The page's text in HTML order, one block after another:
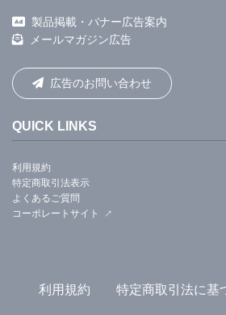
製品掲載・バナー広告案内
メールマガジン広告
広告のお問い合わせ
QUICK LINKS
利用規約
特定商取引法表示
よくあるご質問
コーポレートサイト
利用規約 特定商取引法に基